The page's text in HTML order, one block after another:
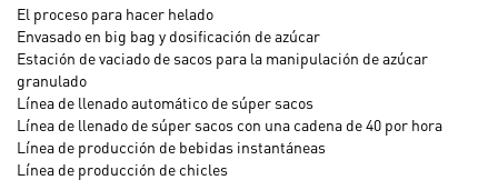
El proceso para hacer helado
Envasado en big bag y dosificación de azúcar
Estación de vaciado de sacos para la manipulación de azúcar
granulado
Línea de llenado automático de súper sacos
Línea de llenado de súper sacos con una cadena de 40 por hora
Línea de producción de bebidas instantáneas
Línea de producción de chicles